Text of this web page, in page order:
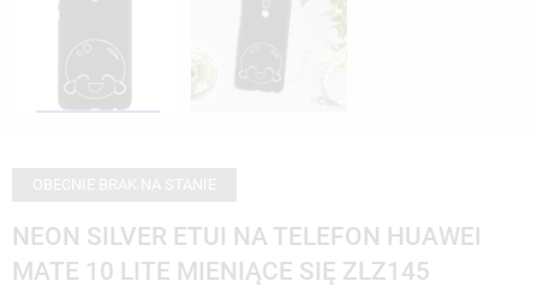
NEON SILVER ETUI NA TELEFON HUAWEI
MATE 10 LITE MIENIĄCE SIĘ ZLZ145